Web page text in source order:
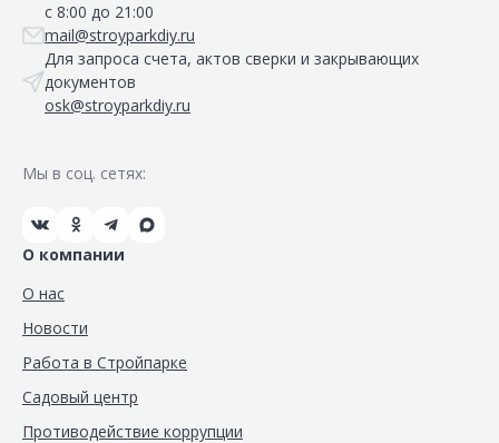
с 8:00 до 21:00
mail@stroyparkdiy.ru
Для запроса счета, актов сверки и закрывающих
документов
osk@stroyparkdiy.ru
Мы в соц. сетях:
О компании
О нас
Новости
Работа в Стройпарке
Садовый центр
Противодействие коррупции